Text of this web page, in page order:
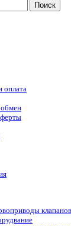
Поиск
оплата